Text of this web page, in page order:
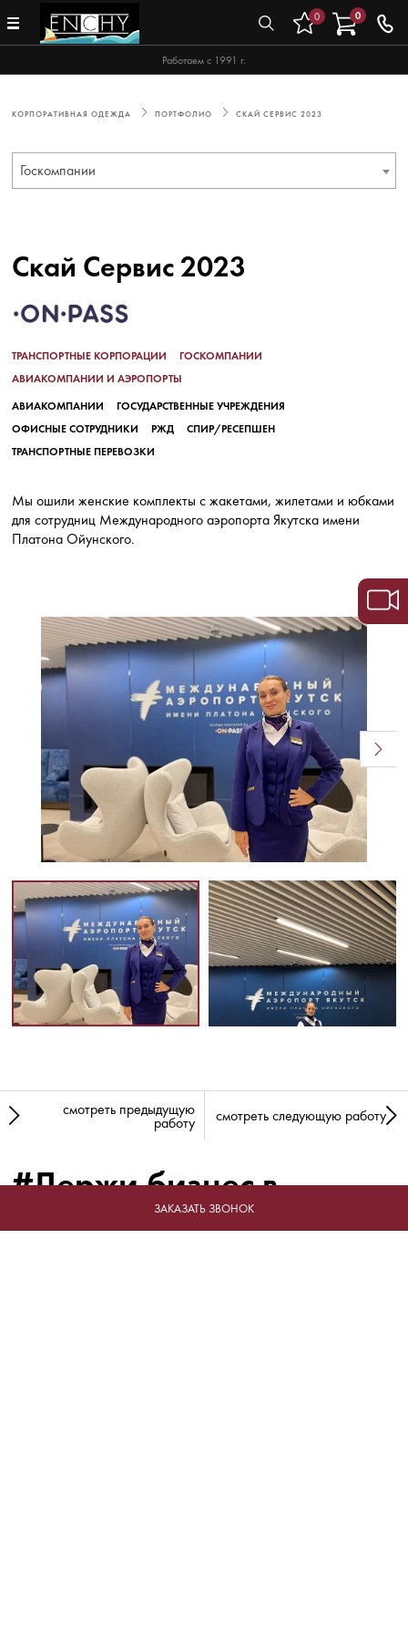
Работаем с 1991 г.
0 0
ЗАКАЗАТЬ ЗВОНОК
КОРПОРАТИВНАЯ ОДЕЖДА ПОРТФОЛИО СКАЙ СЕРВИС 2023
Госкомпании
Скай Сервис 2023
ТРАНСПОРТНЫЕ КОРПОРАЦИИ
ГОСКОМПАНИИ
АВИАКОМПАНИИ И АЭРОПОРТЫ
АВИАКОМПАНИИ
ГОСУДАРСТВЕННЫЕ УЧРЕЖДЕНИЯ
ОФИСНЫЕ СОТРУДНИКИ
РЖД
СПИР/РЕСЕПШЕН
ТРАНСПОРТНЫЕ ПЕРЕВОЗКИ
Мы ошили женские комплекты с жакетами, жилетами и юбками
для сотрудниц Международного аэропорта Якутска имени
Платона Ойунского.
смотреть предыдущую
работу смотреть следующую работу
#Держи бизнес в
форме!